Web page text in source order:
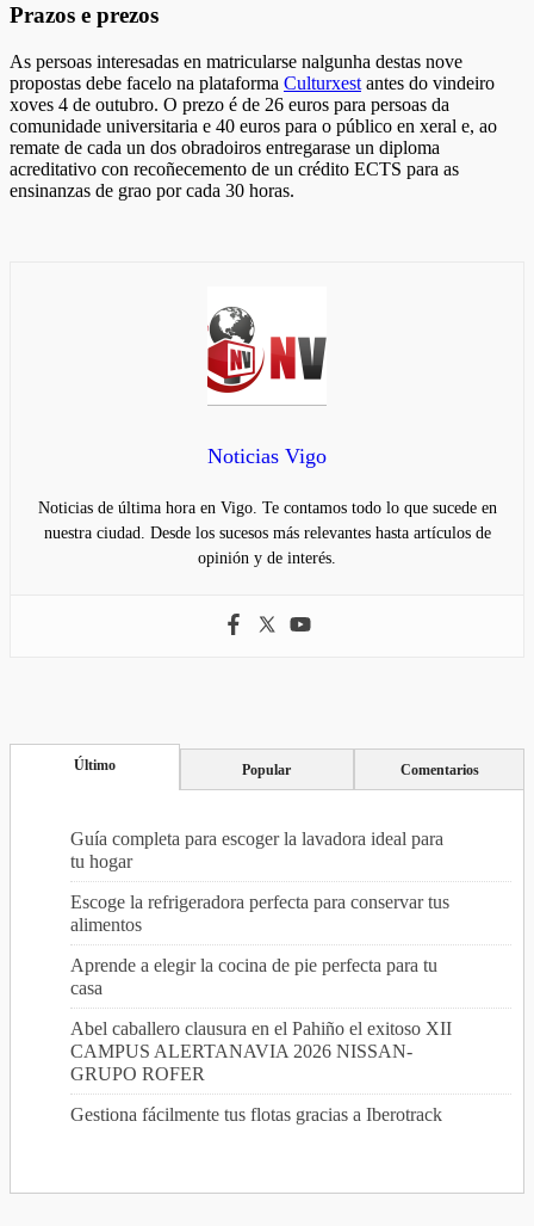
Prazos e prezos
As persoas interesadas en matricularse nalgunha destas nove
propostas debe facelo na plataforma Culturxest antes do vindeiro
xoves 4 de outubro. O prezo é de 26 euros para persoas da
comunidade universitaria e 40 euros para o público en xeral e, ao
remate de cada un dos obradoiros entregarase un diploma
acreditativo con recoñecemento de un crédito ECTS para as
ensinanzas de grao por cada 30 horas.
Noticias Vigo
Noticias de última hora en Vigo. Te contamos todo lo que sucede en
nuestra ciudad. Desde los sucesos más relevantes hasta artículos de
opinión y de interés.
Último Popular Comentarios
Guía completa para escoger la lavadora ideal para
tu hogar
Escoge la refrigeradora perfecta para conservar tus
alimentos
Aprende a elegir la cocina de pie perfecta para tu
casa
Abel caballero clausura en el Pahiño el exitoso XII
CAMPUS ALERTANAVIA 2026 NISSAN-
GRUPO ROFER
Gestiona fácilmente tus flotas gracias a Iberotrack